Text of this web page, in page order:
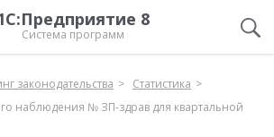
8
Система программ
законодательства
Статистика
наблюдения № ЗП-здрав для квартальной